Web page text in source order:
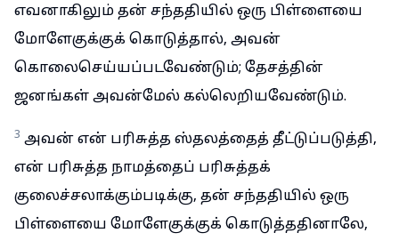
எவனாகிலும் தன் சந்ததியில் ஒரு பிள்ளையை
மோளேகுக்குக் கொடுத்தால், அவன்
கொலைசெய்யப்படவேண்டும்; தேசத்தின்
ஜனங்கள் அவன்மேல் கல்லெறியவேண்டும்.
3 அவன் என் பரிசுத்த ஸ்தலத்தைத் தீட்டுப்படுத்தி,
என் பரிசுத்த நாமத்தைப் பரிசுத்தக்
குலைச்சலாக்கும்படிக்கு, தன் சந்ததியில் ஒரு
பிள்ளையை மோளேகுக்குக் கொடுத்ததினாலே,